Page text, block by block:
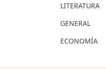
LITERATURA
GENERAL
ECONOMÍA